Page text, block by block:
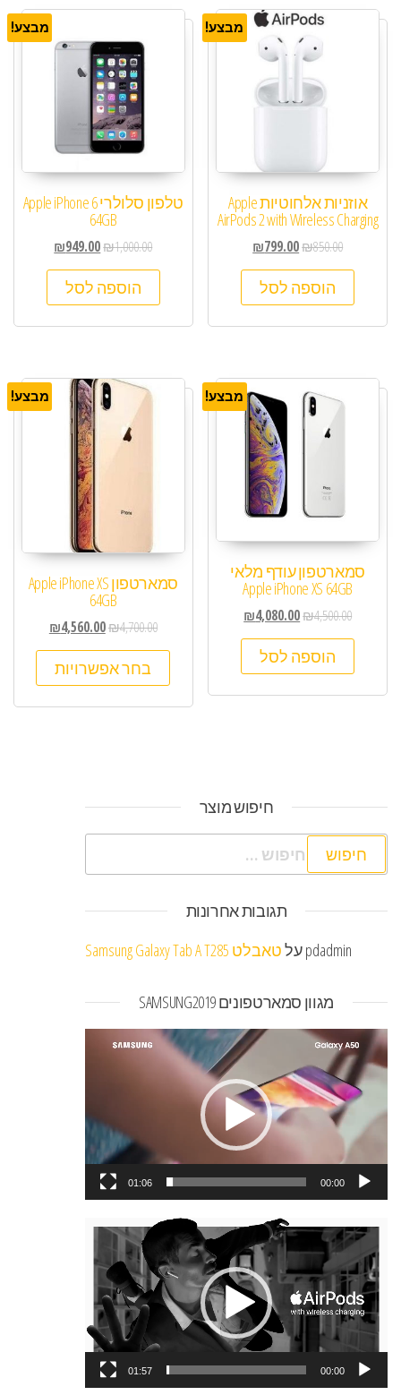
מבצע!
אוזניות ‏אלחוטיות Apple
AirPods 2 with Wireless Charging
₪850.00
₪799.00
הוספה לסל
מבצע!
טלפון סלולרי Apple iPhone 6
64GB
₪1,000.00
₪949.00
הוספה לסל
מבצע!
סמארטפון עודף מלאי
Apple iPhone XS 64GB
₪4,500.00
₪4,080.00
הוספה לסל
מבצע!
סמארטפון Apple iPhone XS
64GB
₪4,700.00
₪4,560.00
בחר אפשרויות
חיפוש מוצר
חיפוש:
תגובות אחרונות
pdadminעלטאבלט Samsung Galaxy Tab A T285
מגוון סמארטפונים SAMSUNG2019
נגן
וידאו
00:00
01:06
נגן
וידאו
00:00
01:57